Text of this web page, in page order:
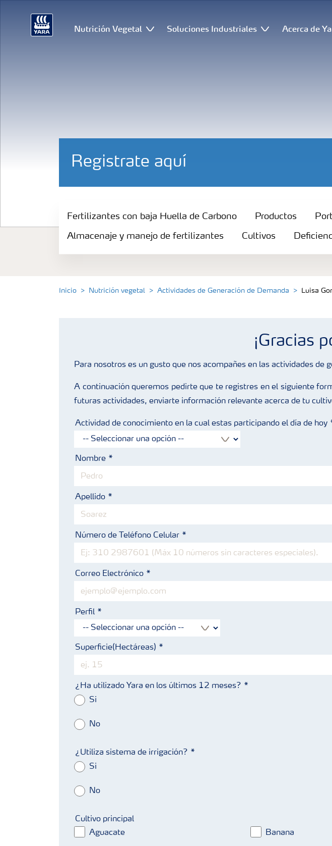
Nutrición Vegetal Soluciones Industriales Acerca de
Registrate aquí
Productos
Deficiencias
Fertilizantes con baja Huella de Carbono Productos
Almacenaje y manejo de fertilizantes Cultivos
Inicio Nutrición vegetal Actividades de Generación de Demanda Luisa
¡Gracias
Para nosotros es un gusto que nos acompañes en las actividades de
A continuación queremos pedirte que te registres en el siguiente
futuras actividades, enviarte información relevante acerca de tu
Actividad de conocimiento en la cual estas participando el día de hoy
Nombre
Apellido
Número de Teléfono Celular
Correo Electrónico
Perfil
Superficie(Hectáreas)
¿Ha utilizado Yara en los últimos 12 meses?
Si
No
¿Utiliza sistema de irrigación?
Si
No
Cultivo principal
Aguacate
Banana